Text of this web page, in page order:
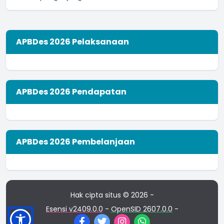
APBDes 2026 Pelaksanaan
APBDes 2026 Pendapatan
APBDes 2026 Pembelanjaan
Hak cipta situs © 2026 -
Esensi v2409.0.0 - OpenSID 2607.0.0 -